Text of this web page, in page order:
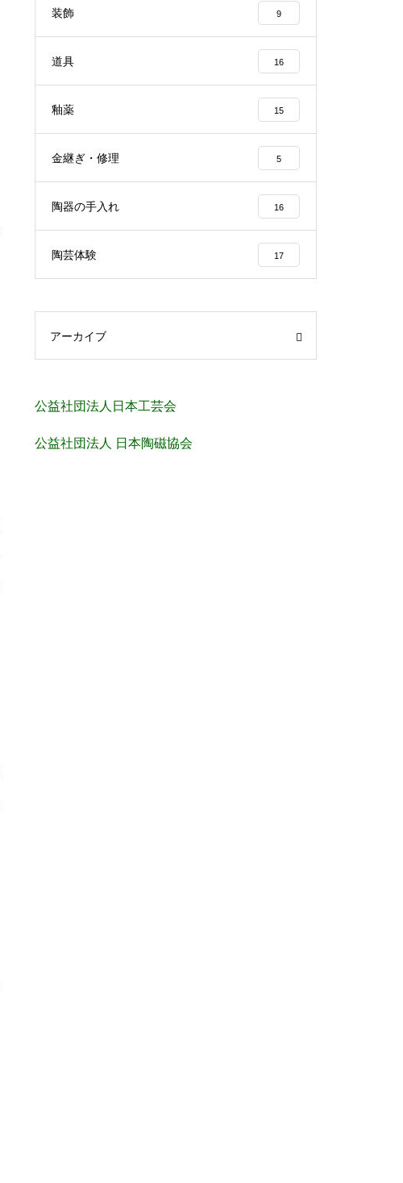
装飾 9
道具 16
釉薬 15
金継ぎ・修理 5
陶器の手入れ 16
陶芸体験 17
アーカイブ
公益社団法人日本工芸会
公益社団法人 日本陶磁協会